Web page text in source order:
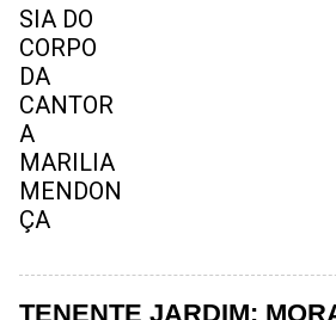
foram vazadas
divulgação de
vendendo as
valor de R$20
TENENTE JARDIM: